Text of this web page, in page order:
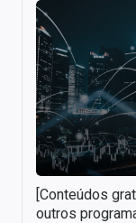
[Conteúdos
outros